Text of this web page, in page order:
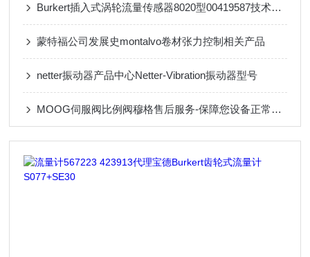
Burkert插入式涡轮流量传感器8020型00419587技术参数
蒙特福公司发展史montalvo卷材张力控制相关产品
netter振动器产品中心Netter-Vibration振动器型号
MOOG伺服阀比例阀穆格售后服务-保障您设备正常运行